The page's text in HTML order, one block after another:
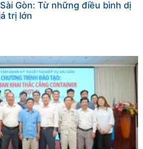
Gòn: Từ những điều bình dị
trị lớn